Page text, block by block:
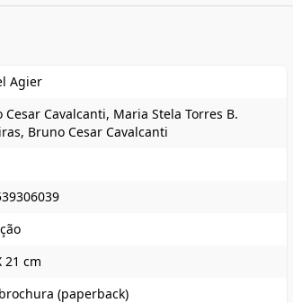
Agier
Cesar Cavalcanti, Maria Stela Torres B.
Bruno Cesar Cavalcanti
21 cm
(paperback)